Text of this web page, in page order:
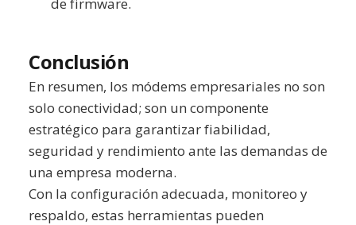
Conclusión
En resumen, los módems empresariales no son
solo conectividad; son un componente
estratégico para garantizar fiabilidad,
seguridad y rendimiento ante las demandas de
una empresa moderna.
Con la configuración adecuada, monitoreo y
respaldo, estas herramientas pueden